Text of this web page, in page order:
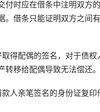
付时应在借条中注明双方
。借条只能证明双方之间
配偶的签名，对于债权
移给配偶导致无法偿还。
亲笔签名的身份证复印